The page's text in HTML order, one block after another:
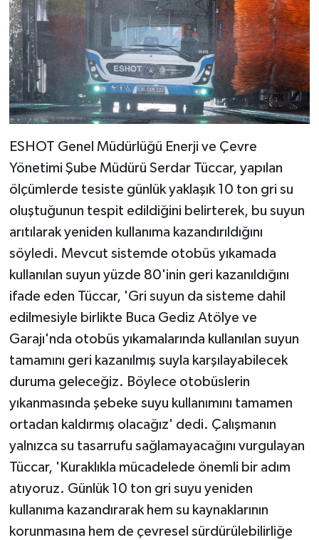
ESHOT Genel Müdürlüğü Enerji ve Çevre
Yönetimi Şube Müdürü Serdar Tüccar, yapılan
ölçümlerde tesiste günlük yaklaşık 10 ton gri su
oluştuğunun tespit edildiğini belirterek, bu suyun
arıtılarak yeniden kullanıma kazandırıldığını
söyledi. Mevcut sistemde otobüs yıkamada
kullanılan suyun yüzde 80'inin geri kazanıldığını
ifade eden Tüccar, 'Gri suyun da sisteme dahil
edilmesiyle birlikte Buca Gediz Atölye ve
Garajı'nda otobüs yıkamalarında kullanılan suyun
tamamını geri kazanılmış suyla karşılayabilecek
duruma geleceğiz. Böylece otobüslerin
yıkanmasında şebeke suyu kullanımını tamamen
ortadan kaldırmış olacağız' dedi. Çalışmanın
yalnızca su tasarrufu sağlamayacağını vurgulayan
Tüccar, 'Kuraklıkla mücadelede önemli bir adım
atıyoruz. Günlük 10 ton gri suyu yeniden
kullanıma kazandırarak hem su kaynaklarının
korunmasına hem de çevresel sürdürülebilirliğe